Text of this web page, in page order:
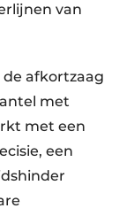
van
de afkortzaag
met
met een
een